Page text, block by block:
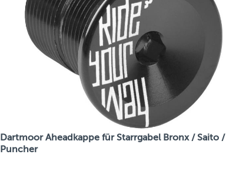
Dartmoor Aheadkappe für Starrgabel Bronx / Saito /
Puncher